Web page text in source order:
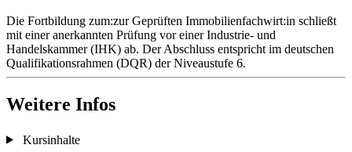
Die Fortbildung zum:zur Geprüften Immobilienfachwirt:in schließt
mit einer anerkannten Prüfung vor einer Industrie- und
Handelskammer (IHK) ab. Der Abschluss entspricht im deutschen
Qualifikationsrahmen (DQR) der Niveaustufe 6.
Weitere Infos
Kursinhalte